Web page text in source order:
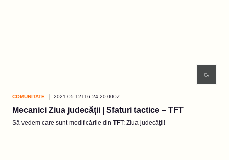
COMUNITATE 2021-05-12T16:24:20.000Z
Mecanici Ziua judecății | Sfaturi tactice – TFT
Să vedem care sunt modificările din TFT: Ziua judecății!